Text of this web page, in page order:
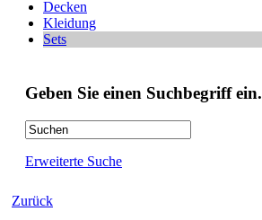
Decken
Kleidung
Sets
Geben Sie einen Suchbegriff ein.
Erweiterte Suche
Zurück